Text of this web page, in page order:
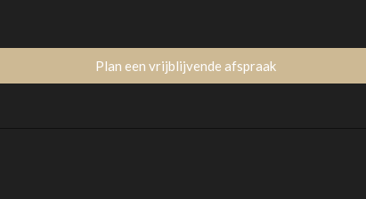
Plan een vrijblijvende afspraak